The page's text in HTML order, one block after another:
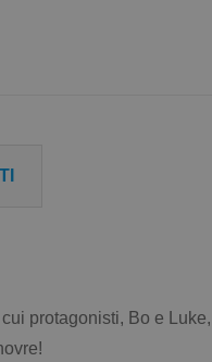
protagonisti, Bo e